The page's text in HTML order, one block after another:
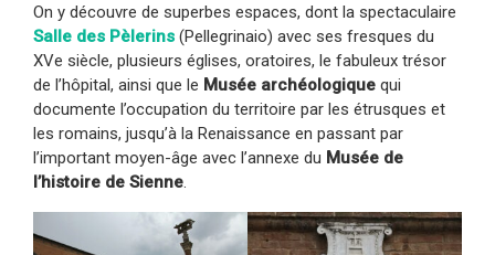
On y découvre de superbes espaces, dont la spectaculaire
Salle des Pèlerins (Pellegrinaio) avec ses fresques du
XVe siècle, plusieurs églises, oratoires, le fabuleux trésor
de l’hôpital, ainsi que le Musée archéologique qui
documente l’occupation du territoire par les étrusques et
les romains, jusqu’à la Renaissance en passant par
l’important moyen-âge avec l’annexe du Musée de
l’histoire de Sienne.